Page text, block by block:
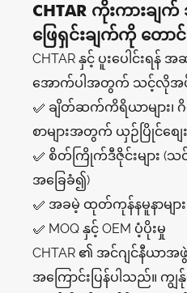
CHTAR ကိုးကား
ဖြေရှင်းချက်ကို တောင်
CHTAR နှင့် ပူးပေါင်းရန်
အောက်ပါအတွက် သင့်လိုအပ်ခ
✅ ချိတ်ဆက်ကိရိယာများ၊
စာများအတွက် ယှဉ်ပြိုင်စျေ
✅ စိတ်ကြိုက်ဒီဇိုင်းများ (သင်
အခြေခံ၍)
✅ အခမဲ့ ထုတ်ကုန်နမူနာများ
✅ MOQ နှင့် OEM ပံ့ပိုးမှု
CHTAR ၏ အင်ဂျင်နီယာ
အကြောင်းပြန်ပါသည်။ က